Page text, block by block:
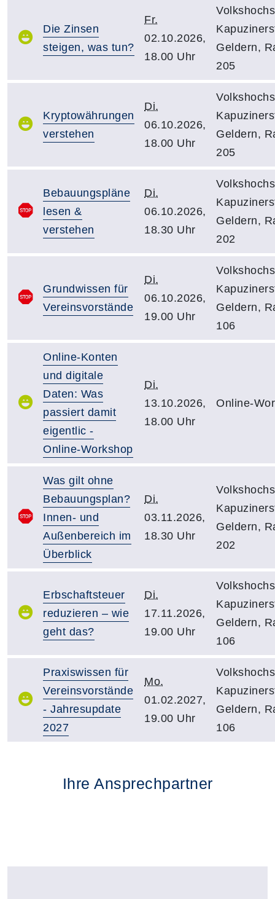
Die Zinsen
steigen, was tun?
Fr.
02.10.2026,
18.00 Uhr
Geldern,
205
Kryptowährungen
verstehen
Di.
06.10.2026,
18.00 Uhr
Geldern,
205
Bebauungspläne
lesen &
verstehen
Di.
06.10.2026,
18.30 Uhr
Geldern,
202
Grundwissen für
Vereinsvorstände
Di.
06.10.2026,
19.00 Uhr
Geldern,
106
Online-Konten
und digitale
Daten: Was
passiert damit
eigentlic -
Online-Workshop
Di.
13.10.2026,
18.00 Uhr
Online-
Was gilt ohne
Bebauungsplan?
Innen- und
Außenbereich im
Überblick
Di.
03.11.2026,
18.30 Uhr
Geldern,
202
Erbschaftsteuer
reduzieren – wie
geht das?
Di.
17.11.2026,
19.00 Uhr
Geldern,
106
Praxiswissen für
Vereinsvorstände
- Jahresupdate
2027
Mo.
01.02.2027,
19.00 Uhr
Geldern,
106
Ihre Ansprechpartner